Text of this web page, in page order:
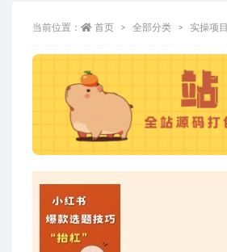
当前位置： 首页 全部分类 实操项目